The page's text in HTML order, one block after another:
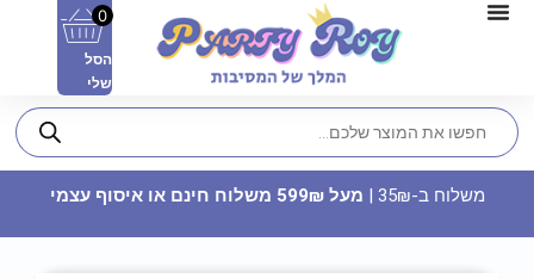
0
הסל
שלי
משלוח ב-35₪ | מעל 599₪ משלוח חינם או איסוף עצמי